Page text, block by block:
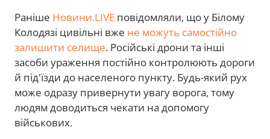
Раніше Новини.LIVE повідомляли, що у Білому
Колодязі цивільні вже не можуть самостійно
залишити селище. Російські дрони та інші
засоби ураження постійно контролюють дороги
й під'їзди до населеного пункту. Будь-який рух
може одразу привернути увагу ворога, тому
людям доводиться чекати на допомогу
військових.